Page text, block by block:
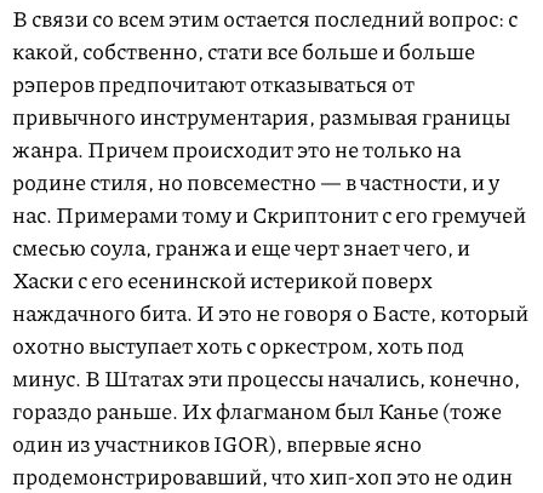
В связи со всем этим остается последний вопрос: с
какой, собственно, стати все больше и больше
рэперов предпочитают отказываться от
привычного инструментария, размывая границы
жанра. Причем происходит это не только на
родине стиля, но повсеместно — в частности, и у
нас. Примерами тому и Скриптонит с его гремучей
смесью соула, гранжа и еще черт знает чего, и
Хаски с его есенинской истерикой поверх
наждачного бита. И это не говоря о Басте, который
охотно выступает хоть с оркестром, хоть под
минус. В Штатах эти процессы начались, конечно,
гораздо раньше. Их флагманом был Канье (тоже
один из участников IGOR), впервые ясно
продемонстрировавший, что хип-хоп это не один